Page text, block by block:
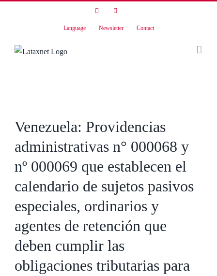
LinkedIn
Language Newsletter Contact
Image
Venezuela: Providencias
administrativas n° 000068 y
nº 000069 que establecen el
calendario de sujetos pasivos
especiales, ordinarios y
agentes de retención que
deben cumplir las
obligaciones tributarias para